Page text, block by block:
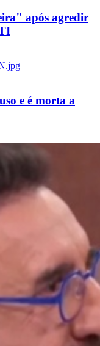
após agredir
e é morta a